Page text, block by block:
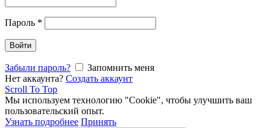
Пароль *
Войти
Забыли пароль?
Запомнить меня
Нет аккаунта? Создать аккаунт
Scroll To Top
Мы используем технологию "Cookie", чтобы улучшить ваш
пользовательский опыт.
Узнать подробнее Принять